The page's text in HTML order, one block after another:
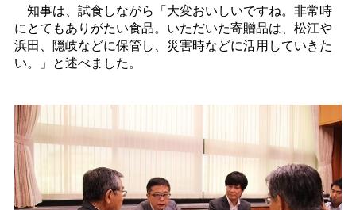
知事は、試食しながら「大変おいしいですね。非常時
にとてもありがたい食品。いただいた寄贈品は、松江や
浜田、隠岐などに保管し、災害時などに活用していきた
い。」と述べました。